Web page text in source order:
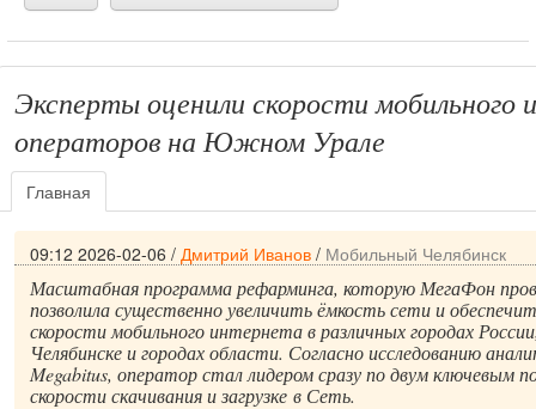
Эксперты оценили скорости мобильного
операторов на Южном Урале
Главная
09:12 2026-02-06 / Дмитрий Иванов / Мобильный Челябинск
Масштабная программа рефарминга, которую МегаФон
позволила существенно увеличить ёмкость сети и
скорости мобильного интернета в различных городах
Челябинске и городах области. Согласно исследованию
Megabitus, оператор стал лидером сразу по двум ключевым
скорости скачивания и загрузке в Сеть.